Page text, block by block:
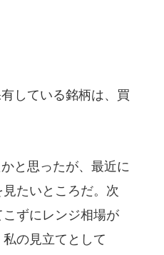
している銘柄は、買
と思ったが、最近に
たいところだ。次
ずにレンジ相場が
の見立てとして